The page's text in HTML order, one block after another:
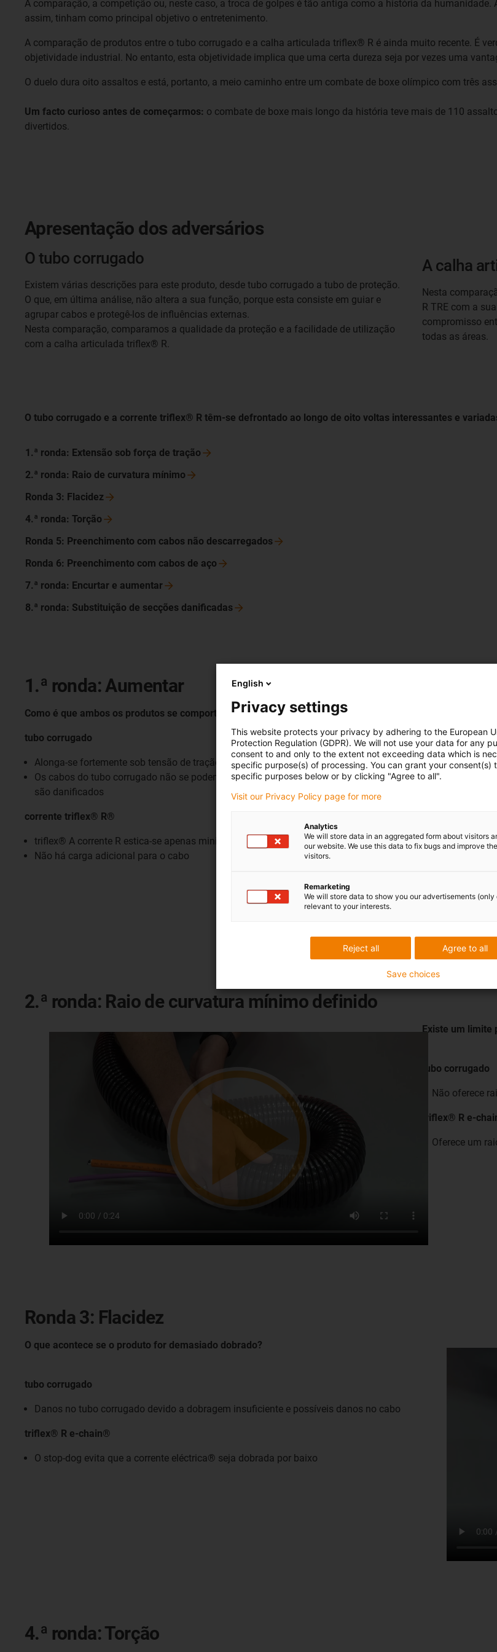
A comparação, a competição ou, neste caso, a troca de golpes é tão antiga como a história da
assim, tinham como principal objetivo o entretenimento.
A comparação de produtos entre o tubo corrugado e a calha articulada triflex® R é ainda muito recente. É
objetividade industrial. No entanto, esta objetividade implica que uma certa dureza seja por vezes uma
O duelo dura oito assaltos e está, portanto, a meio caminho entre um combate de boxe olímpico com três
Um facto curioso antes de começarmos: o combate de boxe mais longo da história teve mais de 110
divertidos.
Apresentação dos adversários
O tubo corrugado
Existem várias descrições para este produto, desde tubo corrugado a tubo de proteção.
O que, em última análise, não altera a sua função, porque esta consiste em guiar e
agrupar cabos e protegê-los de influências externas.
Nesta comparação, comparamos a qualidade da proteção e a facilidade de utilização
com a calha articulada triflex® R.
A calha
Nesta
R TRE com a
compromisso
todas as áreas.
O tubo corrugado e a corrente triflex® R têm-se defrontado ao longo de oito voltas interessantes e
1.ª ronda: Extensão sob força de tração
2.ª ronda: Raio de curvatura mínimo
Ronda 3: Flacidez
4.ª ronda: Torção
Ronda 5: Preenchimento com cabos não descarregados
Ronda 6: Preenchimento com cabos de aço
7.ª ronda: Encurtar e aumentar
8.ª ronda: Substituição de secções danificadas
1.ª ronda: Aumentar
Como é que ambos os produtos se comportam sob tensão de tração?
tubo corrugado
Alonga-se fortemente sob tensão de tração
Os cabos do tubo corrugado não se podem alongar na mesma proporção e, portanto,
são danificados
corrente triflex® R®
triflex® A corrente R estica-se apenas minimamente sob tensão de tração
Não há carga adicional para o cabo
2.ª ronda: Raio de curvatura mínimo definido
Existe um limite
tubo corrugado
Não oferece
triflex® R e-
Oferece um
Ronda 3: Flacidez
O que acontece se o produto for demasiado dobrado?
tubo corrugado
Danos no tubo corrugado devido a dobragem insuficiente e possíveis danos no cabo
triflex® R e-chain®
O stop-dog evita que a corrente eléctrica® seja dobrada por baixo
4.ª ronda: Torção
English
Privacy settings
This website protects your privacy by adhering to the European
Protection Regulation (GDPR). We will not use your data for any
consent to and only to the extent not exceeding data which is
specific purpose(s) of processing. You can grant your consent(s)
specific purposes below or by clicking "Agree to all".
Visit our Privacy Policy page for more
Analytics
We will store data in an aggregated form about visitors
our website. We use this data to fix bugs and improve
visitors.
Remarketing
We will store data to show you our advertisements
relevant to your interests.
Agree to all
Reject all
Save choices